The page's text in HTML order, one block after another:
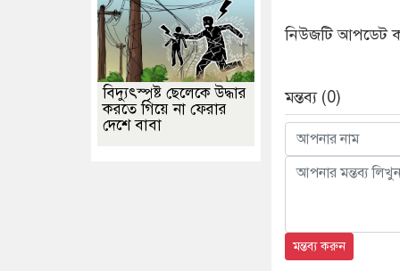
নিউজটি আপডেট
মন্তব্য (0)
মন্তব্য করুন
বিদ্যুৎস্পৃষ্ট ছেলেকে উদ্ধার
করতে গিয়ে না ফেরার
দেশে বাবা